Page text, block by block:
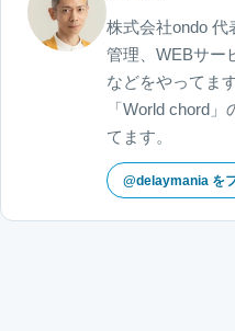
株式会社ondo
管理、WEBサー
などをやってま
「World chord
てます。
@delaymania を